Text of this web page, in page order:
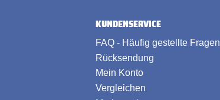
KUNDENSERVICE
FAQ - Häufig gestellte Fragen
Rücksendung
Mein Konto
Vergleichen